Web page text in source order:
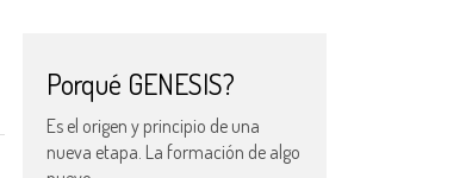
Porqué GENESIS?
Es el origen y principio de una
nueva etapa. La formación de algo